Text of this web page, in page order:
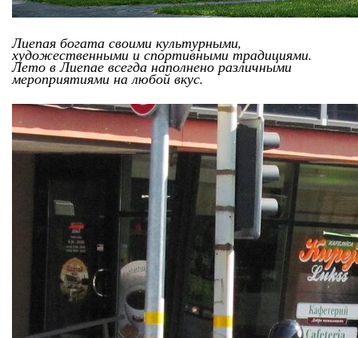
Лиепая богата своими культурными,
художественными и спортивными традициями.
Лето в Лиепае всегда наполнено различными
мероприятиями на любой вкус.